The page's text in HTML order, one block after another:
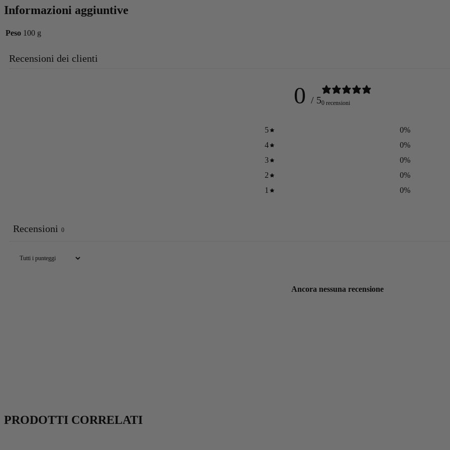
Informazioni aggiuntive
Peso 100 g
Recensioni dei clienti
0 / 50 recensioni
5 0%
4
0%
3
0%
2
0%
1
0%
Recensioni 0
Ancora nessuna recensione
PRODOTTI CORRELATI